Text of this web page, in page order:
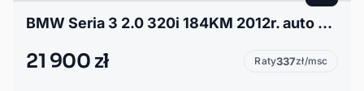
BMW Seria 3 2.0 320i 184KM 2012r. auto zarejestrowane i ubezpieczone w Polsce
21 900 zł Raty337zł/msc